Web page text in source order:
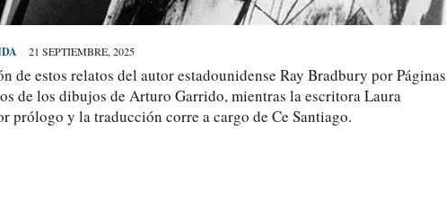
21 SEPTIEMBRE, 2025
de estos relatos del autor estadounidense Ray Bradbury por Páginas
de los dibujos de Arturo Garrido, mientras la escritora Laura
prólogo y la traducción corre a cargo de Ce Santiago.